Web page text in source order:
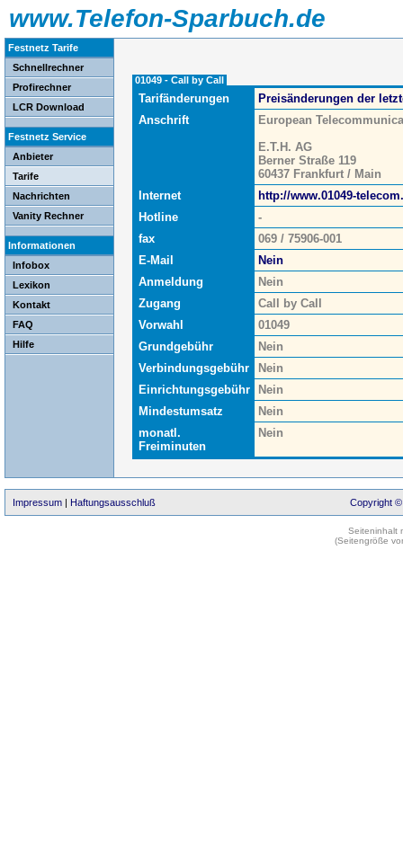
www.Telefon-Sparbuch.de
Festnetz Tarife
Schnellrechner
Profirechner
LCR Download
Festnetz Service
Anbieter
Tarife
Nachrichten
Vanity Rechner
Informationen
Infobox
Lexikon
Kontakt
FAQ
Hilfe
01049 - Call by Call
Tarifänderungen
Preisänderungen der
Anschrift
European
E.T.H. AG
Berner Straße 119
60437 Frankfurt / Main
Internet
http://www.01049-
Hotline
-
fax
069 / 75906-001
E-Mail
Nein
Anmeldung
Nein
Zugang
Call by Call
Vorwahl
01049
Grundgebühr
Nein
Verbindungsgebühr
Nein
Einrichtungsgebühr
Nein
Mindestumsatz
Nein
monatl.
Freiminuten
Nein
Impressum | Haftungsausschluß Copyright ©
Seiteninhalt
(Seitengröße